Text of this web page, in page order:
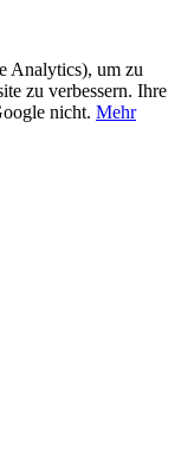
Analytics), um zu
zu verbessern. Ihre
nicht. Mehr